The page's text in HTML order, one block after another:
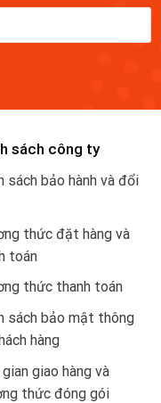
sách công ty
sách bảo hành và đổi
thức đặt hàng và
toán
thức thanh toán
sách bảo mật thông
hàng
giao hàng và
thức đóng gói